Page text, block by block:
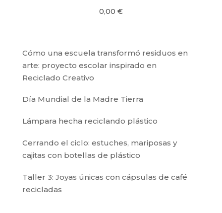
0,00 €
Cómo una escuela transformó residuos en
arte: proyecto escolar inspirado en
Reciclado Creativo
Día Mundial de la Madre Tierra
Lámpara hecha reciclando plástico
Cerrando el ciclo: estuches, mariposas y
cajitas con botellas de plástico
Taller 3: Joyas únicas con cápsulas de café
recicladas